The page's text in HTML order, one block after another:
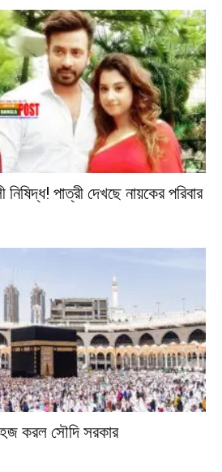
পাত্রী দেখছে নায়কের পরিবার
করল সৌদি সরকার